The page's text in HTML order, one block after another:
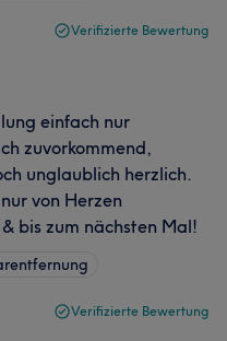
Verifizierte Bewertung
einfach nur
zuvorkommend,
unglaublich herzlich.
von Herzen
bis zum nächsten Mal!
Verifizierte Bewertung